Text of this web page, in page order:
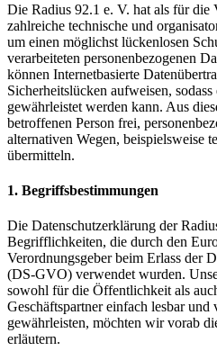
Die Radius 92.1 e. V. hat als für die
zahlreiche technische und
um einen möglichst lückenlosen
verarbeiteten personenbezogenen
können Internetbasierte
Sicherheitslücken aufweisen,
gewährleistet werden kann. Aus
betroffenen Person frei,
alternativen Wegen, beispielsweise
übermitteln.
1. Begriffsbestimmungen
Die Datenschutzerklärung der
Begrifflichkeiten, die durch den
Verordnungsgeber beim Erlass der
(DS-GVO) verwendet wurden.
sowohl für die Öffentlichkeit als
Geschäftspartner einfach lesbar
gewährleisten, möchten wir vorab
erläutern.